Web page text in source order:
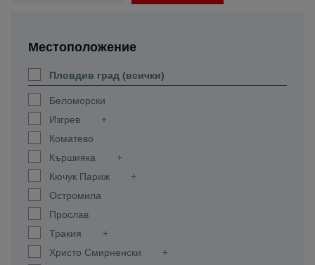
Местоположение
Пловдив град (всички)
Беломорски
Изгрев
Коматево
Кършияка
Кючук Париж
Остромила
Прослав
Тракия
Христо Смирненски